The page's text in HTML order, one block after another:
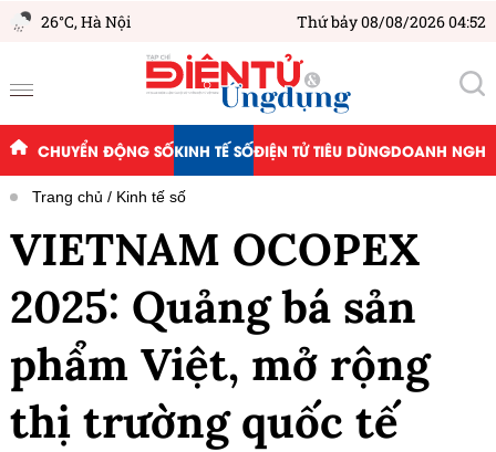
26°C,Hà Nội Thứ bảy 08/08/2026 04:52
CHUYỂN ĐỘNG SỐKINH TẾ SỐĐIỆN TỬ TIÊU DÙNGDOANH
Trang chủ Kinh tế số
VIETNAM OCOPEX
2025: Quảng bá sản
phẩm Việt, mở rộng
thị trường quốc tế